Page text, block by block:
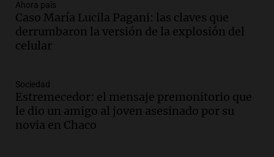
recordó su paso por Perú: "Nos decía
siempre: ''Difundan el milagro''"
Viva la Radio
Episodios
más femicidios del país, según informe
de Casa del Encuentro
Panorama Federal
Episodios
Ahora país
Caso María Lucila Pagani: las claves que
derrumbaron la versión de la explosión del
celular
Sociedad
Estremecedor: el mensaje premonitorio que
le dio un amigo al joven asesinado por su
novia en Chaco